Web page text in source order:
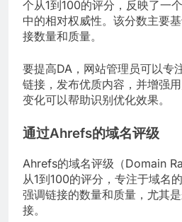
个从1到100的评分，反映了一
中的相对权威性。该分数主要
接数量和质量。
要提高DA，网站管理员可以专
链接，发布优质内容，并增强
变化可以帮助识别优化效果。
通过Ahrefs的域名评级
Ahrefs的域名评级（Domain
从1到100的评分，专注于域名
强调链接的数量和质量，尤其
接。